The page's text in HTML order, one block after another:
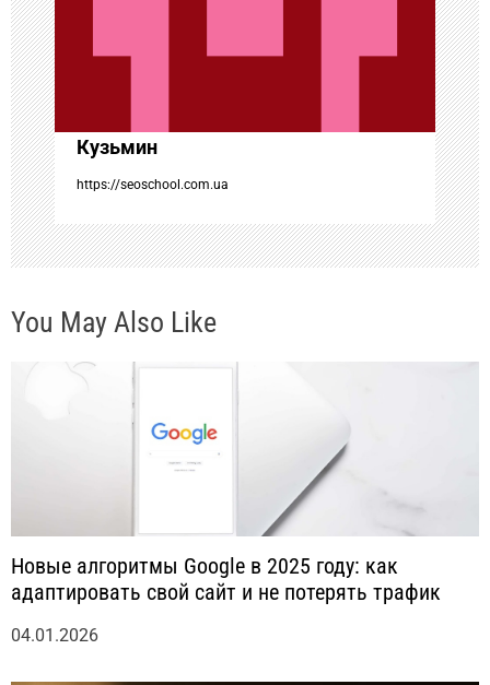
з
а
п
и
с
Кузьмин
https://seoschool.com.ua
You May Also Like
Новые алгоритмы Google в 2025 году: как
адаптировать свой сайт и не потерять трафик
04.01.2026